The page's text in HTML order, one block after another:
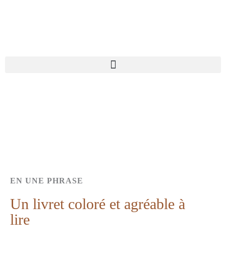
EN UNE PHRASE
Un livret coloré et agréable à
lire